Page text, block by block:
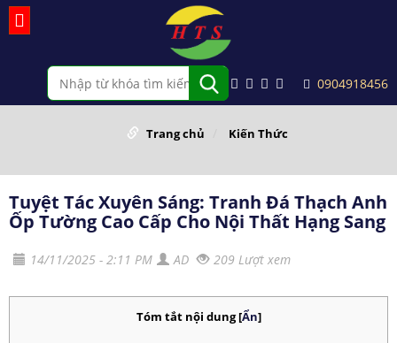
0904918456
Trang chủ Kiến Thức
Tuyệt Tác Xuyên Sáng: Tranh Đá Thạch Anh
Ốp Tường Cao Cấp Cho Nội Thất Hạng Sang
14/11/2025 - 2:11 PM AD 209 Lượt xem
Tóm tắt nội dung[Ẩn]